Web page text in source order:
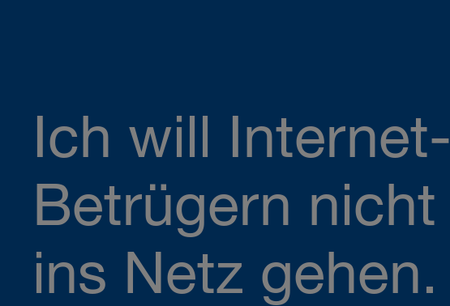
Ich will Internet-
Betrügern nicht
ins Netz gehen.